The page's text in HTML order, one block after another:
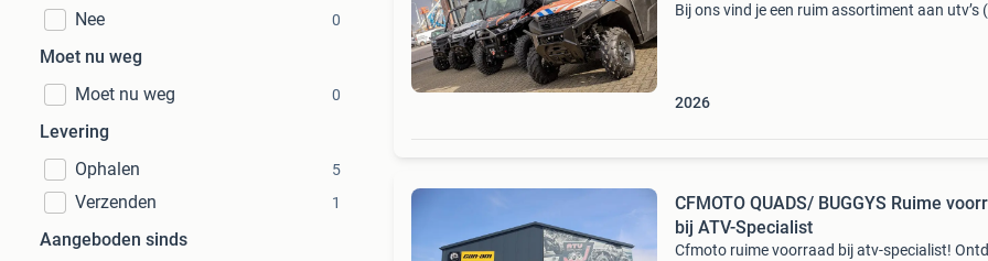
Nee 0
Moet nu weg
Moet nu weg
0
Levering
Ophalen
5
Verzenden 1
Aangeboden sinds
Bij ons vind je een ruim assortiment aan utv’s
2026
CFMOTO QUADS/ BUGGYS Ruime
bij ATV-Specialist
Cfmoto ruime voorraad bij atv-specialist!